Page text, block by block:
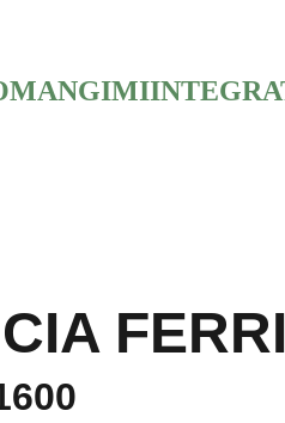
MANGIMI
FERRI